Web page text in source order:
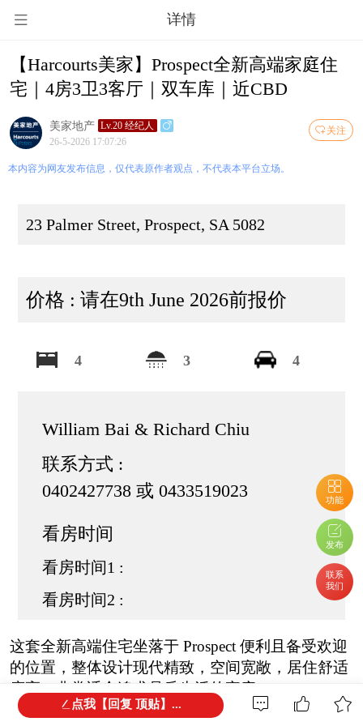
详情
功能
发布
联系
我们
【Harcourts美家】Prospect全新高端家庭住
宅｜4房3卫3客厅｜双车库｜近CBD
关注
美家地产 Lv.20 经纪人
26-5-2026 17:07:26
本内容为网友发布信息，仅代表原作者观点，不代表本平台立场。
23 Palmer Street, Prospect, SA 5082
价格 : 请在9th June 2026前报价
4 3 4
William Bai & Richard Chiu
联系方式 :
0402427738 或 0433519023
看房时间
看房时间1 :
看房时间2 :
这套全新高端住宅坐落于 Prospect 便利且备受欢迎
的位置，整体设计现代精致，空间宽敞，居住舒适
度高，非常适合追求品质生活的家庭。
房屋共两层，布局实用，拥有 4间宽敞卧室、3间
点我【回复 顶贴】...